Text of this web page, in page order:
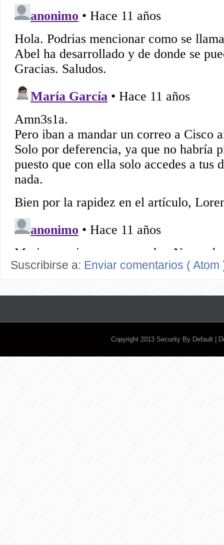
Suscribirse a: Enviar comentarios ( Atom
Copyright 2013 Security By Default |